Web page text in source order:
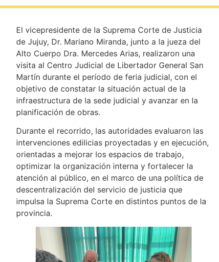
El vicepresidente de la Suprema Corte de Justicia
de Jujuy, Dr. Mariano Miranda, junto a la jueza del
Alto Cuerpo Dra. Mercedes Arias, realizaron una
visita al Centro Judicial de Libertador General San
Martín durante el período de feria judicial, con el
objetivo de constatar la situación actual de la
infraestructura de la sede judicial y avanzar en la
planificación de obras.
Durante el recorrido, las autoridades evaluaron las
intervenciones edilicias proyectadas y en ejecución,
orientadas a mejorar los espacios de trabajo,
optimizar la organización interna y fortalecer la
atención al público, en el marco de una política de
descentralización del servicio de justicia que
impulsa la Suprema Corte en distintos puntos de la
provincia.